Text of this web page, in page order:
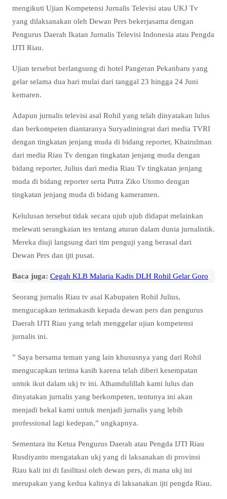
mengikuti Ujian Kompetensi Jurnalis Televisi atau UKJ Tv
yang dilaksanakan oleh Dewan Pers bekerjasama dengan
Pengurus Daerah Ikatan Jurnalis Televisi Indonesia atau Pengda
IJTI Riau.
Ujian tersebut berlangsung di hotel Pangeran Pekanbaru yang
gelar selama dua hari mulai dari tanggal 23 hingga 24 Juni
kemaren.
Adapun jurnalis televisi asal Rohil yang telah dinyatakan lulus
dan berkompeten diantaranya Suryadiningrat dari media TVRI
dengan tingkatan jenjang muda di bidang reporter, Khairulman
dari media Riau Tv dengan tingkatan jenjang muda dengan
bidang reporter, Julius dari media Riau Tv tingkatan jenjang
muda di bidang reporter serta Putra Ziko Utomo dengan
tingkatan jenjang muda di bidang kameramen.
Kelulusan tersebut tidak secara ujub ujub didapat melainkan
melewati serangkaian tes tentang aturan dalam dunia jurnalistik.
Mereka diuji langsung dari tim penguji yang berasal dari
Dewan Pers dan ijti pusat.
Baca juga: Cegah KLB Malaria Kadis DLH Rohil Gelar Goro
Seorang jurnalis Riau tv asal Kabupaten Rohil Julius,
mengucapkan terimakasih kepada dewan pers dan pengurus
Daerah IJTI Riau yang telah menggelar ujian kompetensi
jurnalis ini.
” Saya bersama teman yang lain khususnya yang dari Rohil
mengucapkan terima kasih karena telah diberi kesempatan
untuk ikut dalam ukj tv ini. Alhamdulillah kami lulus dan
dinyatakan jurnalis yang berkompeten, tentunya ini akan
menjadi bekal kami untuk menjadi jurnalis yang lebih
professional lagi kedepan,” ungkapnya.
Sementara itu Ketua Pengurus Daerah atau Pengda IJTI Riau
Rusdiyanto mengatakan ukj yang di laksanakan di provinsi
Riau kali ini di fasilitasi oleh dewan pers, di mana ukj ini
merupakan yang kedua kalinya di laksanakan ijti pengda Riau.